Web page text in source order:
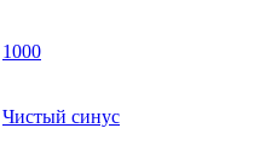
1000
Чистый синус